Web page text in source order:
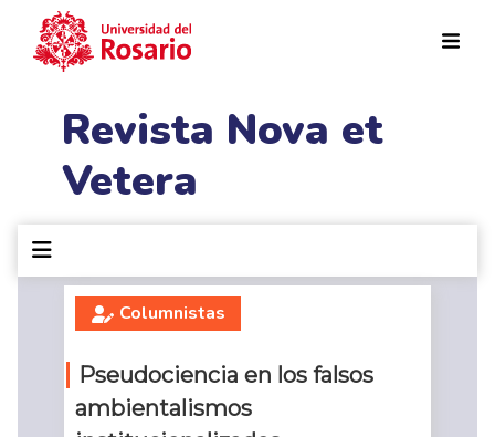
Revista Nova et
Vetera
Columnistas
Pseudociencia en los falsos
ambientalismos